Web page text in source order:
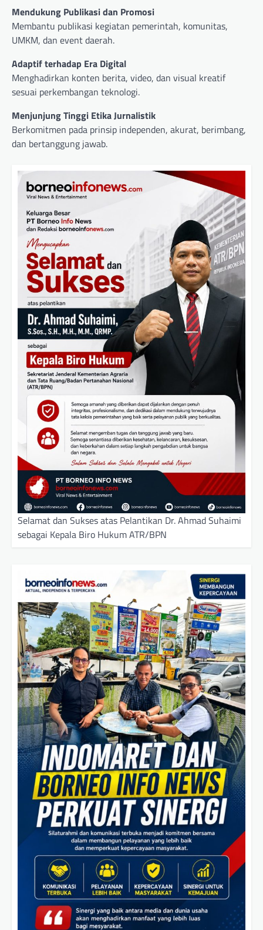
Mendukung Publikasi dan Promosi
Membantu publikasi kegiatan pemerintah, komunitas,
UMKM, dan event daerah.
Adaptif terhadap Era Digital
Menghadirkan konten berita, video, dan visual kreatif
sesuai perkembangan teknologi.
Menjunjung Tinggi Etika Jurnalistik
Berkomitmen pada prinsip independen, akurat, berimbang,
dan bertanggung jawab.
Selamat dan Sukses atas Pelantikan Dr. Ahmad Suhaimi
sebagai Kepala Biro Hukum ATR/BPN